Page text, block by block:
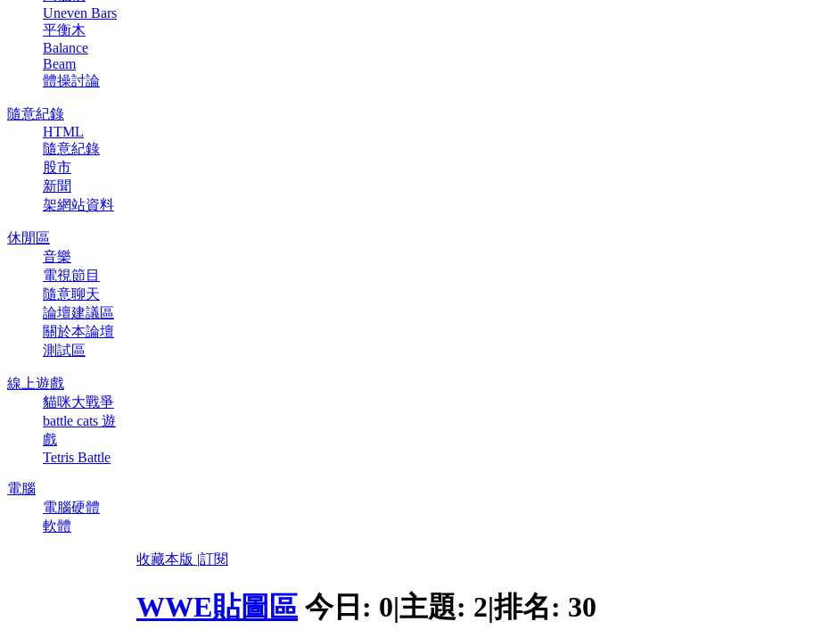
Uneven Bars
平衡木
Balance
Beam
體操討論
隨意紀錄
HTML
隨意紀錄
股市
新聞
架網站資料
休閒區
音樂
電視節目
隨意聊天
論壇建議區
關於本論壇
測試區
線上遊戲
貓咪大戰爭
battle cats 遊
戲
Tetris Battle
電腦
電腦硬體
軟體
收藏本版 |訂閱
WWE貼圖區 今日: 0|主題: 2|排名: 30